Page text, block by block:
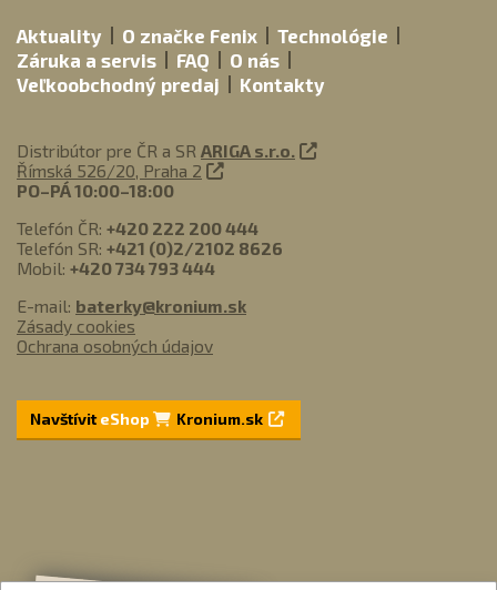
Aktuality O značke Fenix
Technológie
Záruka a servis
FAQ
O nás
Veľkoobchodný predaj
Kontakty
Distribútor pre ČR a SR ARIGA s.r.o.
Římská 526/20, Praha 2
PO–PÁ 10:00–18:00
Telefón ČR: +420 222 200 444
Telefón SR: +421 (0)2/2102 8626
Mobil: +420 734 793 444
E-mail: baterky@kronium.sk
Zásady cookies
Ochrana osobných údajov
NavštíviteShop Kronium.sk